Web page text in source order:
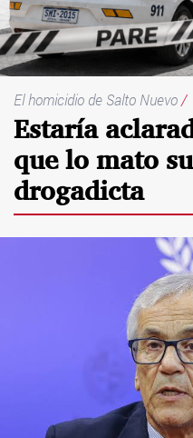
El homicidio de Salto Nuevo/
Estaría
que lo mato
drogadicta